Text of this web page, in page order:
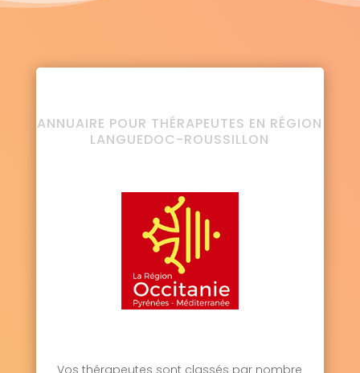
ANNUAIRE POUR THÉRAPEUTES EN RÉGION
LANGUEDOC-ROUSSILLON
Vos thérapeutes sont classés par nombre